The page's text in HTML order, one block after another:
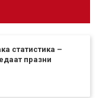
статистика –
празни